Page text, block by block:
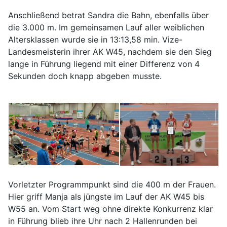
Anschließend betrat Sandra die Bahn, ebenfalls über
die 3.000 m. Im gemeinsamen Lauf aller weiblichen
Altersklassen wurde sie in 13:13,58 min. Vize-
Landesmeisterin ihrer AK W45, nachdem sie den Sieg
lange in Führung liegend mit einer Differenz von 4
Sekunden doch knapp abgeben musste.
Vorletzter Programmpunkt sind die 400 m der Frauen.
Hier griff Manja als jüngste im Lauf der AK W45 bis
W55 an. Vom Start weg ohne direkte Konkurrenz klar
in Führung blieb ihre Uhr nach 2 Hallenrunden bei